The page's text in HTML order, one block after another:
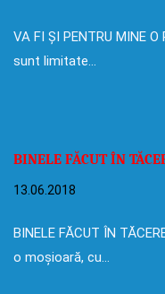
VA FI ȘI PENTRU MINE
sunt limitate…
BINELE FĂCUT ÎN
13.06.2018
BINELE FĂCUT ÎN
o moșioară, cu…